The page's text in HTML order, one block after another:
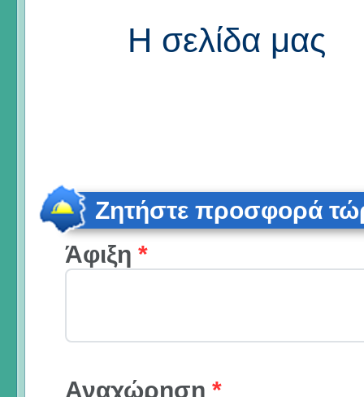
Η σελίδα μας
Ζητήστε προσφορά
Άφιξη *
Αναχώρηση *